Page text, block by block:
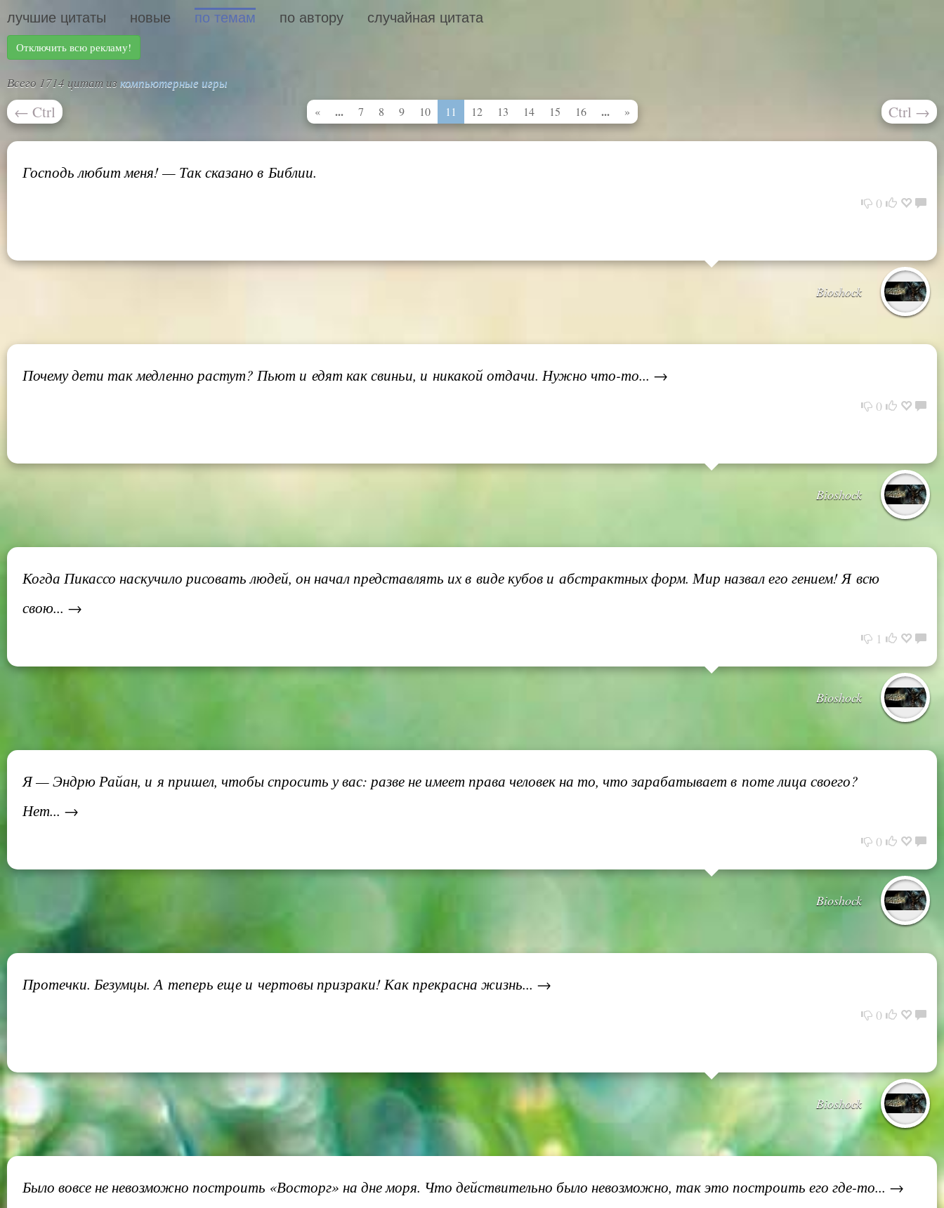
лучшие цитаты новые по темам по автору случайная цитата
Отключить всю рекламу!
Всего 1714 цитат из компьютерные игры
← Ctrl « ... 7 8 9 10 11 12 13 14 15 16 ... » Ctrl →
Господь любит меня! — Так сказано в Библии.
0
Bioshock
Почему дети так медленно растут? Пьют и едят как свиньи, и никакой отдачи. Нужно что-то... →
0
Bioshock
Когда Пикассо наскучило рисовать людей, он начал представлять их в виде кубов и абстрактных форм. Мир назвал его гением! Я всю
свою... →
1
Bioshock
Я — Эндрю Райан, и я пришел, чтобы спросить у вас: разве не имеет права человек на то, что зарабатывает в поте лица своего?
Нет... →
0
Bioshock
Протечки. Безумцы. А теперь еще и чертовы призраки! Как прекрасна жизнь... →
0
Bioshock
Было вовсе не невозможно построить «Восторг» на дне моря. Что действительно было невозможно, так это построить его где-то... →